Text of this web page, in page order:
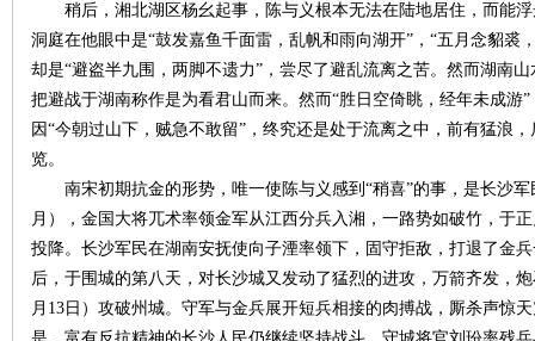
稍后，湘北湖区杨幺起事，陈与义根本无法在陆地居住，而能浮
洞庭在他眼中是“鼓发嘉鱼千面雷，乱帆和雨向湖开”，“五月念貂裘
却是“避盗半九围，两脚不遗力”，尝尽了避乱流离之苦。然而湖南
把避战于湖南称作是为看君山而来。然而“胜日空倚眺，经年未成游
因“今朝过山下，贼急不敢留”，终究还是处于流离之中，前有猛浪
览。
南宋初期抗金的形势，唯一使陈与义感到“稍喜”的事，是长沙军
月），金国大将兀术率领金军从江西分兵入湘，一路势如破竹，于
投降。长沙军民在湖南安抚使向子湮率领下，固守拒敌，打退了金
后，于围城的第八天，对长沙城又发动了猛烈的进攻，万箭齐发，
月13日）攻破州城。守军与金兵展开短兵相接的肉搏战，厮杀声惊